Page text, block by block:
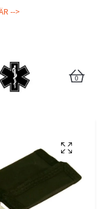
-->
0